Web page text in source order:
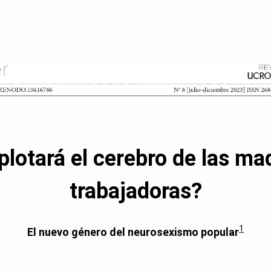
el cerebro de las
trabajadoras?
El nuevo género del neurosexismo popular1